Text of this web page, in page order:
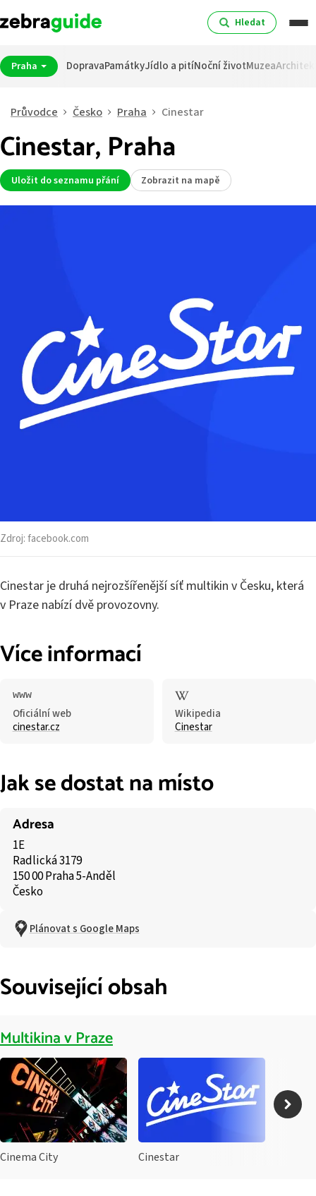
Hledat
Praha DopravaPamátkyJídlo a pitíNoční životMuzea
Průvodce Česko Praha Cinestar
Cinestar, Praha
Uložit do seznamu přání Zobrazit na mapě
Zdroj:facebook.com
Cinestar je druhá nejrozšířenější síť multikin v Česku, která
v Praze nabízí dvě provozovny.
Více informací
Oficiální web
cinestar.cz
Wikipedia
Cinestar
Jak se dostat na místo
Adresa
1E
Radlická 3179
150 00 Praha 5-Anděl
Česko
Plánovat s Google Maps
Související obsah
Multikina v Praze
Cinema City Cinestar